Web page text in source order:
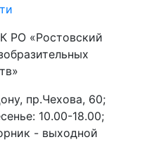
РО «Ростовский
пр.Чехова, 60;
10.00-18.00;
- выходной